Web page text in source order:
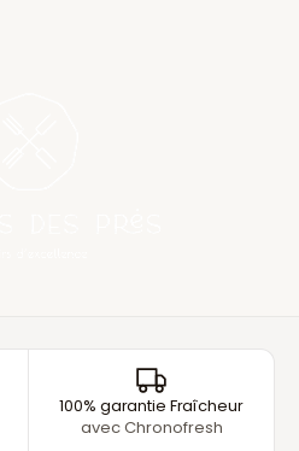
100% garantie Fraîcheur
avec Chronofresh